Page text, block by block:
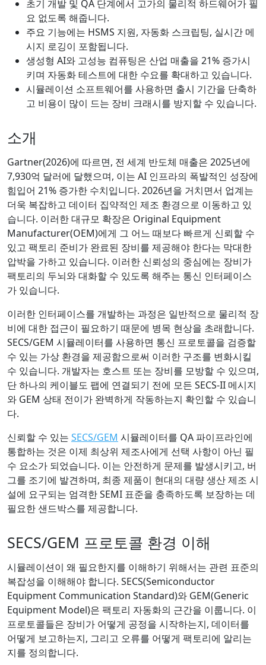
초기 개발 및 QA 단계에서 고가의 물리적 하드웨어가 필
요 없도록 해줍니다.
주요 기능에는 HSMS 지원, 자동화 스크립팅, 실시간 메
시지 로깅이 포함됩니다.
생성형 AI와 고성능 컴퓨팅은 산업 매출을 21% 증가시
키며 자동화 테스트에 대한 수요를 확대하고 있습니다.
시뮬레이션 소프트웨어를 사용하면 출시 기간을 단축하
고 비용이 많이 드는 장비 크래시를 방지할 수 있습니다.
소개
Gartner(2026)에 따르면, 전 세계 반도체 매출은 2025년에
7,930억 달러에 달했으며, 이는 AI 인프라의 폭발적인 성장에
힘입어 21% 증가한 수치입니다. 2026년을 거치면서 업계는
더욱 복잡하고 데이터 집약적인 제조 환경으로 이동하고 있
습니다. 이러한 대규모 확장은 Original Equipment
Manufacturer(OEM)에게 그 어느 때보다 빠르게 신뢰할 수
있고 팩토리 준비가 완료된 장비를 제공해야 한다는 막대한
압박을 가하고 있습니다. 이러한 신뢰성의 중심에는 장비가
팩토리의 두뇌와 대화할 수 있도록 해주는 통신 인터페이스
가 있습니다.
이러한 인터페이스를 개발하는 과정은 일반적으로 물리적 장
비에 대한 접근이 필요하기 때문에 병목 현상을 초래합니다.
SECS/GEM 시뮬레이터를 사용하면 통신 프로토콜을 검증할
수 있는 가상 환경을 제공함으로써 이러한 구조를 변화시킬
수 있습니다. 개발자는 호스트 또는 장비를 모방할 수 있으며,
단 하나의 케이블도 팹에 연결되기 전에 모든 SECS-II 메시지
와 GEM 상태 전이가 완벽하게 작동하는지 확인할 수 있습니
다.
신뢰할 수 있는 SECS/GEM 시뮬레이터를 QA 파이프라인에
통합하는 것은 이제 최상위 제조사에게 선택 사항이 아닌 필
수 요소가 되었습니다. 이는 안전하게 문제를 발생시키고, 버
그를 조기에 발견하며, 최종 제품이 현대의 대량 생산 제조 시
설에 요구되는 엄격한 SEMI 표준을 충족하도록 보장하는 데
필요한 샌드박스를 제공합니다.
SECS/GEM 프로토콜 환경 이해
시뮬레이션이 왜 필요한지를 이해하기 위해서는 관련 표준의
복잡성을 이해해야 합니다. SECS(Semiconductor
Equipment Communication Standard)와 GEM(Generic
Equipment Model)은 팩토리 자동화의 근간을 이룹니다. 이
프로토콜들은 장비가 어떻게 공정을 시작하는지, 데이터를
어떻게 보고하는지, 그리고 오류를 어떻게 팩토리에 알리는
지를 정의합니다.